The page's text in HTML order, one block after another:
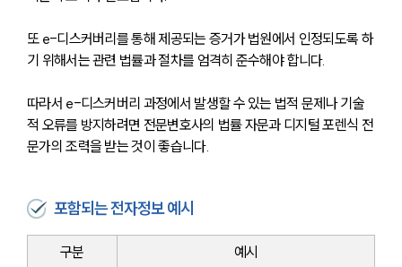
또 e-디스커버리를 통해 제공되는 증거가 법원에서 인정되도록 하
기 위해서는 관련 법률과 절차를 엄격히 준수해야 합니다.
따라서 e-디스커버리 과정에서 발생할 수 있는 법적 문제나 기술
적 오류를 방지하려면 전문변호사의 법률 자문과 디지털 포렌식 전
문가의 조력을 받는 것이 좋습니다.
포함되는 전자정보 예시
구분 예시